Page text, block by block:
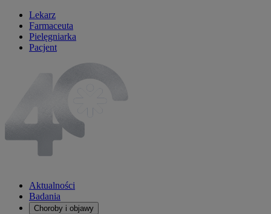
Lekarz
Farmaceuta
Pielęgniarka
Pacjent
Aktualności
Badania
Choroby i objawy